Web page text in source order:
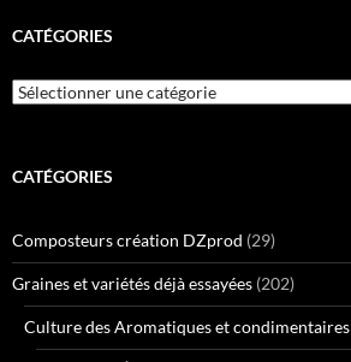
CATÉGORIES
Catégories
CATÉGORIES
Composteurs création DZprod (29)
Graines et variétés déjà essayées (202)
Culture des Aromatiques et condimentaires